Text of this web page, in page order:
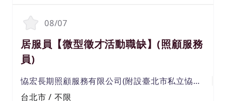
08/07
居服員【微型徵才活動職缺】(照顧服務
員)
恊宏長期照顧服務有限公司(附設臺北市私立恊宏居家長照機構)
台北市 / 不限